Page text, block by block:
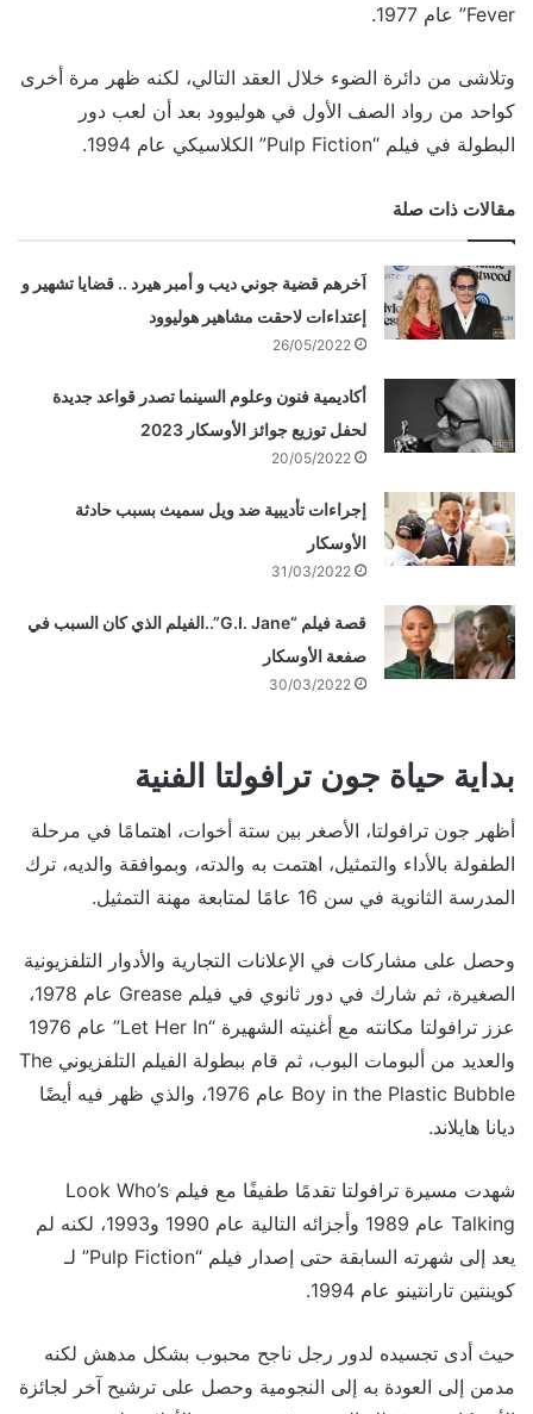
Fever” عام 1977.
وتلاشى من دائرة الضوء خلال العقد التالي، لكنه ظهر مرة أخرى
كواحد من رواد الصف الأول في هوليوود بعد أن لعب دور
البطولة في فيلم “Pulp Fiction” الكلاسيكي عام 1994.
مقالات ذات صلة
اَخرهم قضية جوني ديب و أمبر هيرد .. قضايا تشهير و
إعتداءات لاحقت مشاهير هوليوود
26/05/2022
أكاديمية فنون وعلوم السينما تصدر قواعد جديدة
لحفل توزيع جوائز الأوسكار 2023
20/05/2022
إجراءات تأديبية ضد ويل سميث بسبب حادثة
الأوسكار
31/03/2022
قصة فيلم “G.I. Jane”..الفيلم الذي كان السبب في
صفعة الأوسكار
30/03/2022
بداية حياة جون ترافولتا الفنية
أظهر جون ترافولتا، الأصغر بين ستة أخوات، اهتمامًا في مرحلة
الطفولة بالأداء والتمثيل، اهتمت به والدته، وبموافقة والديه، ترك
المدرسة الثانوية في سن 16 عامًا لمتابعة مهنة التمثيل.
وحصل على مشاركات في الإعلانات التجارية والأدوار التلفزيونية
الصغيرة، ثم شارك في دور ثانوي في فيلم Grease عام 1978،
عزز ترافولتا مكانته مع أغنيته الشهيرة “Let Her In” عام 1976
والعديد من ألبومات البوب، ثم قام ببطولة الفيلم التلفزيوني The
Boy in the Plastic Bubble عام 1976، والذي ظهر فيه أيضًا
ديانا هايلاند.
شهدت مسيرة ترافولتا تقدمًا طفيفًا مع فيلم Look Who’s
Talking عام 1989 وأجزائه التالية عام 1990 و1993، لكنه لم
يعد إلى شهرته السابقة حتى إصدار فيلم “Pulp Fiction” لـ
كوينتين تارانتينو عام 1994.
حيث أدى تجسيده لدور رجل ناجح محبوب بشكل مدهش لكنه
مدمن إلى العودة به إلى النجومية وحصل على ترشيح آخر لجائزة